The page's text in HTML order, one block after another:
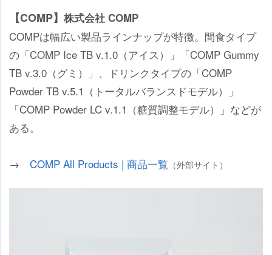
【COMP】 株式会社 COMP
COMPは幅広い製品ラインナップが特徴。間食タイプ
の「COMP Ice TB v.1.0（アイス）」「COMP Gummy
TB v.3.0（グミ）」、ドリンクタイプの「COMP
Powder TB v.5.1（トータルバランスドモデル）」
「COMP Powder LC v.1.1（糖質調整モデル）」などが
ある。
→ COMP All Products | 商品一覧 （外部サイト）